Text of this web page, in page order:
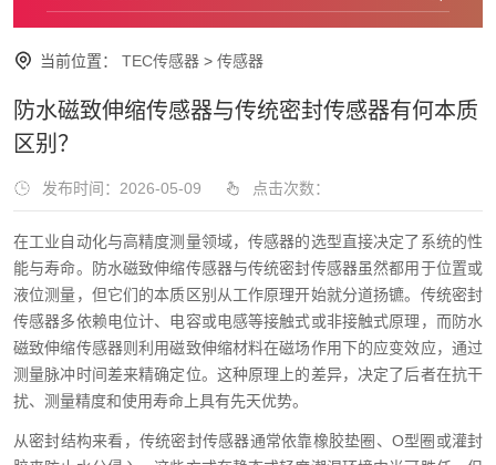
当前位置： TEC传感器 > 传感器
防水磁致伸缩传感器与传统密封传感器有何本质
区别？
发布时间：2026-05-09 点击次数：
在工业自动化与高精度测量领域，传感器的选型直接决定了系统的性
能与寿命。防水磁致伸缩传感器与传统密封传感器虽然都用于位置或
液位测量，但它们的本质区别从工作原理开始就分道扬镳。传统密封
传感器多依赖电位计、电容或电感等接触式或非接触式原理，而防水
磁致伸缩传感器则利用磁致伸缩材料在磁场作用下的应变效应，通过
测量脉冲时间差来精确定位。这种原理上的差异，决定了后者在抗干
扰、测量精度和使用寿命上具有先天优势。
从密封结构来看，传统密封传感器通常依靠橡胶垫圈、O型圈或灌封